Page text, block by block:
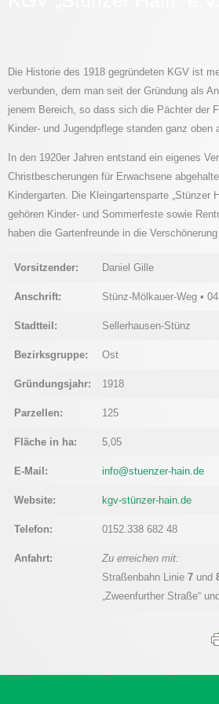
Die Historie des 1918 gegründeten KGV ist
verbunden, dem man seit der Gründung als
jenem Bereich, so dass sich die Pächter der
Kinder- und Jugendpflege standen ganz oben
In den 1920er Jahren entstand ein eigenes
Christbescherungen für Erwachsene
Kindergarten. Die Kleingartensparte
gehören Kinder- und Sommerfeste sowie
haben die Gartenfreunde in die
Vorsitzender: Daniel Gille
Anschrift: Stünz-Mölkauer-Weg •
Stadtteil: Sellerhausen-Stünz
Bezirksgruppe: Ost
Gründungsjahr: 1918
Parzellen: 125
Fläche in ha: 5,05
E-Mail: info@stuenzer-hain.de
Website: kgv-stünzer-hain.de
Telefon: 0152.338 682 48
Anfahrt:
Zu erreichen mit:
Straßenbahn Linie 7und
„Zweenfurther Straße“ und